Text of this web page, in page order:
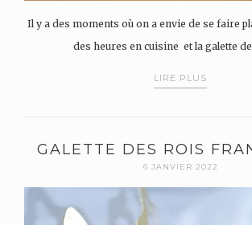
Il y a des moments où on a envie de se faire
des heures en cuisine et la galette
LIRE PLUS
GALETTE DES ROIS
6 JANVIER 2022